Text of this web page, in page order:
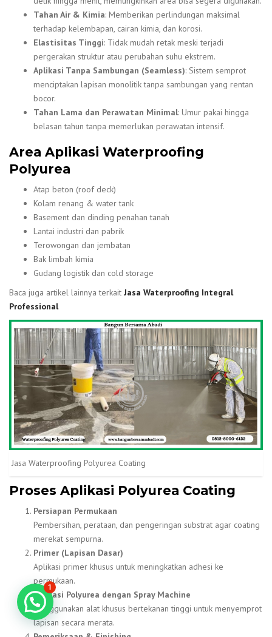
Tahan Air & Kimia: Memberikan perlindungan maksimal
terhadap kelembapan, cairan kimia, dan korosi.
Elastisitas Tinggi: Tidak mudah retak meski terjadi
pergerakan struktur atau perubahan suhu ekstrem.
Aplikasi Tanpa Sambungan (Seamless): Sistem semprot
menciptakan lapisan monolitik tanpa sambungan yang rentan
bocor.
Tahan Lama dan Perawatan Minimal: Umur pakai hingga
belasan tahun tanpa memerlukan perawatan intensif.
Area Aplikasi Waterproofing
Polyurea
Atap beton (roof deck)
Kolam renang & water tank
Basement dan dinding penahan tanah
Lantai industri dan pabrik
Terowongan dan jembatan
Bak limbah kimia
Gudang logistik dan cold storage
Baca juga artikel lainnya terkait Jasa Waterproofing Integral
Professional
Jasa Waterproofing Polyurea Coating
Proses Aplikasi Polyurea Coating
Persiapan Permukaan
Pembersihan, perataan, dan pengeringan substrat agar coating
merekat sempurna.
Primer (Lapisan Dasar)
Aplikasi primer khusus untuk meningkatkan adhesi ke
permukaan.
Aplikasi Polyurea dengan Spray Machine
Menggunakan alat khusus bertekanan tinggi untuk menyemprot
lapisan secara merata.
1
Konsultasi GRATIS!